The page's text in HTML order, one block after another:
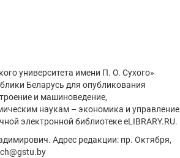
университета имени П. О. Сухого»
Беларусь для опубликования
и машиноведение,
наукам – экономика и управление
электронной библиотеке eLIBRARY.RU.
Адрес редакции: пр. Октября,